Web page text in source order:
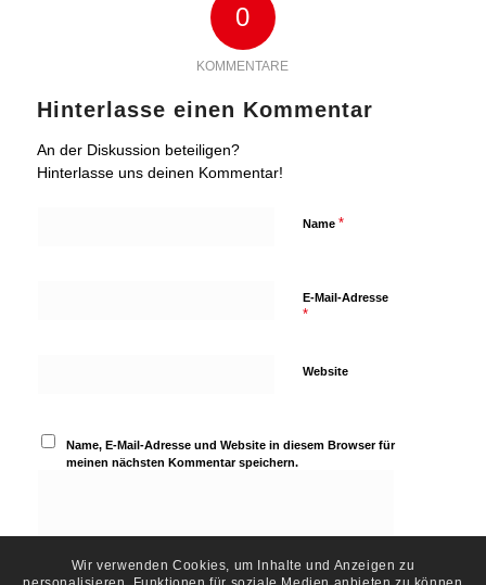
0
KOMMENTARE
Hinterlasse einen Kommentar
An der Diskussion beteiligen?
Hinterlasse uns deinen Kommentar!
Name *
E-Mail-Adresse
*
Website
Name, E-Mail-Adresse und Website in diesem Browser für
meinen nächsten Kommentar speichern.
Wir verwenden Cookies, um Inhalte und Anzeigen zu